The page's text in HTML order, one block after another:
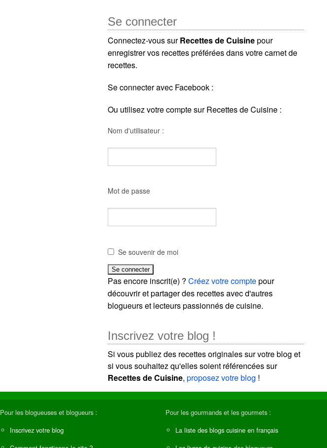
Se connecter
Connectez-vous surRecettes de Cuisinepour
enregistrer vos recettes préférées dans votre carnet de
recettes.
Se connecter avec Facebook :
Ou utilisez votre compte sur Recettes de Cuisine :
Nom d'utilisateur :
Mot de passe
Se souvenir de moi
Pas encore inscrit(e) ?Créez votre comptepour
découvrir et partager des recettes avec d'autres
blogueurs et lecteurs passionnés de cuisine.
Inscrivez votre blog !
Si vous publiez des recettes originales sur votre blog et
si vous souhaitez qu'elles soient référencées sur
Recettes de Cuisine,proposez votre blog !
Pour les blogueuses et blogueurs :
Inscrivez votre blog
Pour les gourmands et les gourmets :
La liste des blogs cuisine en français